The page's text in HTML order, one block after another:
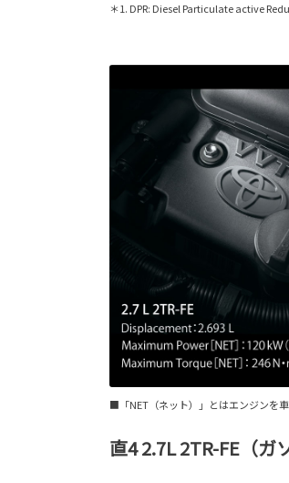
＊1. DPR: Diesel Particulate active
■「NET（ネット）」とはエンジンを
直4 2.7L 2TR-FE（ガ